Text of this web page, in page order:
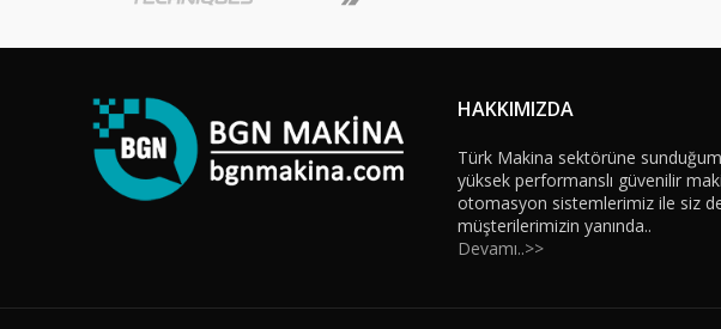
HAKKIMIZDA
Türk Makina sektörüne
yüksek performanslı güvenilir
otomasyon sistemlerimiz ile siz
müşterilerimizin yanında..
Devamı..>>